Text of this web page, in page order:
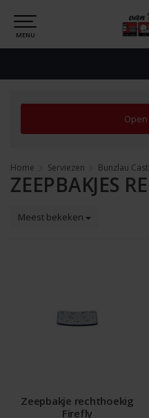
MENU
Home Serviezen Bunzlau
ZEEPBAKJES
Meest bekeken
Zeepbakje rechthoekig
Firefly